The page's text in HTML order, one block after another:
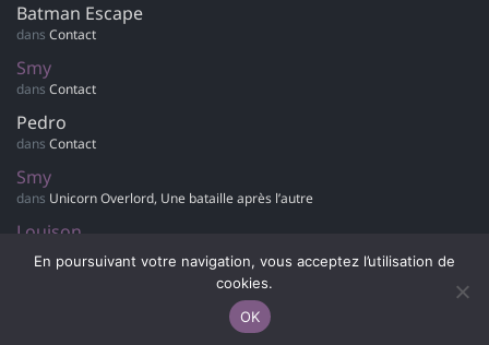
Batman Escape
dans Contact
Smy
dans Contact
Pedro
dans Contact
Smy
dans Unicorn Overlord, Une bataille après l’autre
Louison
dans Retour sur… Hotel Dusk : Room 215
En poursuivant votre navigation, vous acceptez l’utilisation de
cookies.
OK